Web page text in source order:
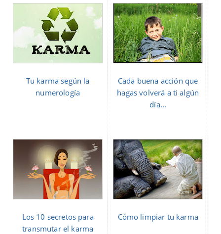
Tu karma según la
numerología
Cada buena acción que
hagas volverá a ti algún
día...
Los 10 secretos para
transmutar el karma
Cómo limpiar tu karma